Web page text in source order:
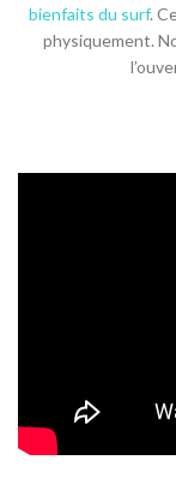
bienfaits du surf.
physiquement.